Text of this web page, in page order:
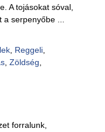
A tojásokat sóval,
serpenyőbe ...
, Reggeli,
, Zöldség
forralunk,